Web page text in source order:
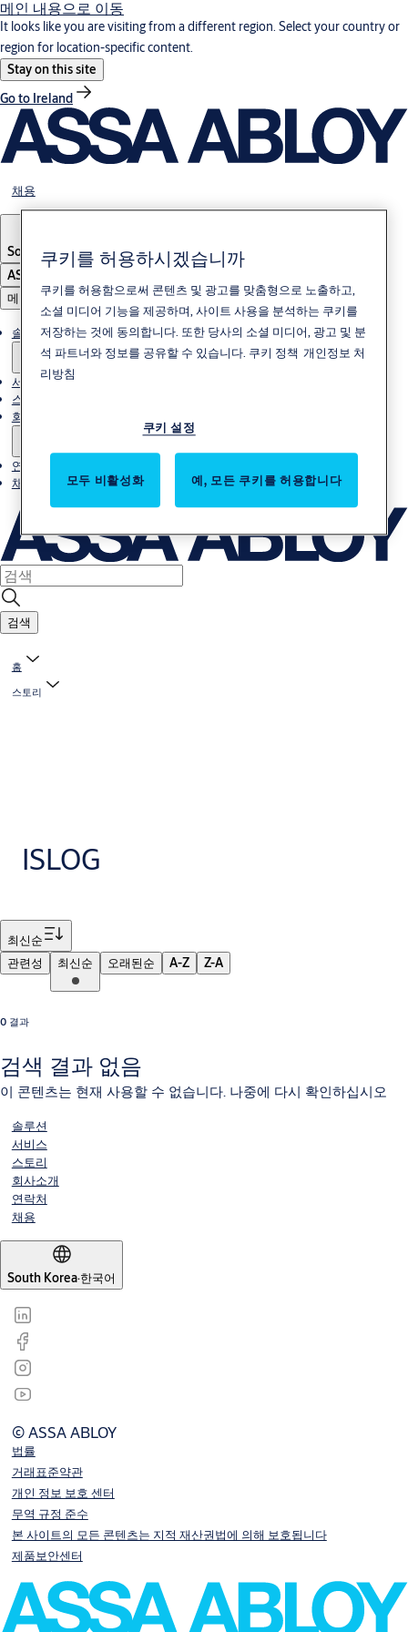
메인 내용으로 이동
It looks like you are visiting from a different region. Select your country or
region for location-specific content.
Stay on this site
Go to Ireland
채용
South Korea ·한국어
ASSA ABLOY Group
메뉴
솔루션
서비스
스토리
회사소개
연락처
채용
검색
홈
스토리
ISLOG
터
최신순
관련성
최신순 오래된순 A-Z Z-A
0 결과
검색 결과 없음
이 콘텐츠는 현재 사용할 수 없습니다. 나중에 다시 확인하십시오
솔루션
서비스
스토리
회사소개
연락처
채용
South Korea·한국어
© ASSA ABLOY
법률
거래표준약관
개인 정보 보호 센터
무역 규정 준수
본 사이트의 모든 콘텐츠는 지적 재산권법에 의해 보호됩니다
제품보안센터
쿠키를 허용하시겠습니까
쿠키를 허용함으로써 콘텐츠 및 광고를 맞춤형으로 노출하고,
소셜 미디어 기능을 제공하며, 사이트 사용을 분석하는 쿠키를
저장하는 것에 동의합니다. 또한 당사의 소셜 미디어, 광고 및 분
석 파트너와 정보를 공유할 수 있습니다. 쿠키 정책 개인정보 처
리방침
쿠키 설정
모두 비활성화 예, 모든 쿠키를 허용합니다